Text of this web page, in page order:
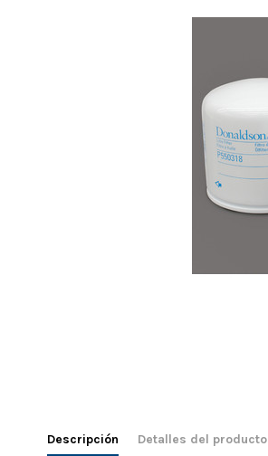
Descripción Detalles del producto